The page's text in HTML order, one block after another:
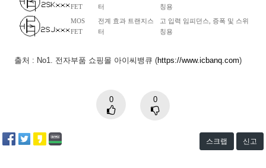
FET
터
칭용
MOS
FET
전계 효과 트랜지스
터
고 입력 임피던스, 증폭 및 스위
칭용
출처 : No1. 전자부품 쇼핑몰 아이씨뱅큐 (https://www.icbanq.com)
0 0
스크랩 신고